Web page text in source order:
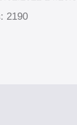
2190